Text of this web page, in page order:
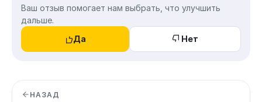
Ваш отзыв помогает нам выбрать, что улучшить
дальше.
Да
Нет
НАЗАД